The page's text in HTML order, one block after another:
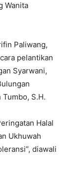
Wanita
Paliwang,
pelantikan
Syarwani,
Tumbo, S.H.
Halal
Ukhuwah
diawali